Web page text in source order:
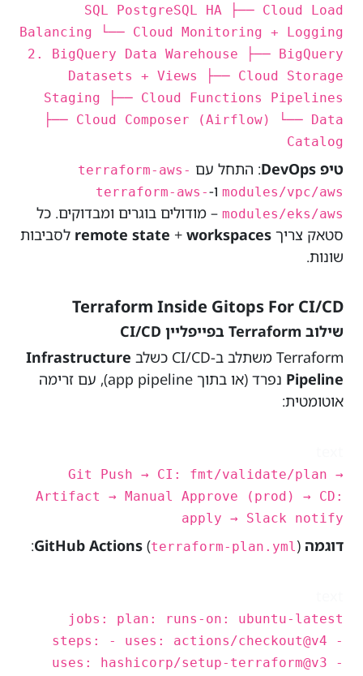
SQL PostgreSQL HA ├── Cloud Load
Balancing └── Cloud Monitoring + Logging
2. BigQuery Data Warehouse ├── BigQuery
Datasets + Views ├── Cloud Storage
Staging ├── Cloud Functions Pipelines
├── Cloud Composer (Airflow) └── Data
Catalog
טיפ DevOps : התחל עם terraform-aws-
modules/vpc/aws ו-terraform-aws-
modules/eks/aws – מודולים בוגרים ומבדוקים. כל
סטאק צריך
remote state + workspaces
לסביבות
שונות.
Terraform Inside Gitops For CI/CD
שילוב Terraform בפייפליין CI/CD
Terraform משתלב ב-CI/CD כשלב
Infrastructure
Pipeline
נפרד (או בתוך app pipeline), עם זרימה
אוטומטית:
Git Push → CI: fmt/validate/plan →
Artifact → Manual Approve (prod) → CD:
apply → Slack notify
דוגמה GitHub Actions (terraform-plan.yml):
jobs: plan: runs-on: ubuntu-latest
steps: - uses: actions/checkout@v4 -
uses: hashicorp/setup-terraform@v3 -